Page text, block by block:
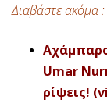
Διαβάστε ακόμα :
Umar
ρίψεις!